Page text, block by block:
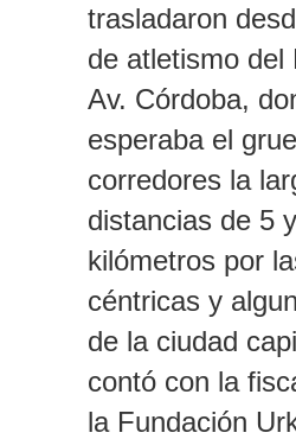
trasladaron
de atletismo del
Av. Córdoba,
esperaba el
corredores la
distancias de 5
kilómetros por
céntricas y
de la ciudad
contó con la
la Fundación